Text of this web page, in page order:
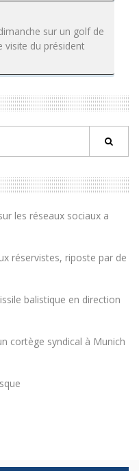
sur un golf de
visite du président
les réseaux sociaux a
réservistes, riposte par de
balistique en direction
cortège syndical à Munich